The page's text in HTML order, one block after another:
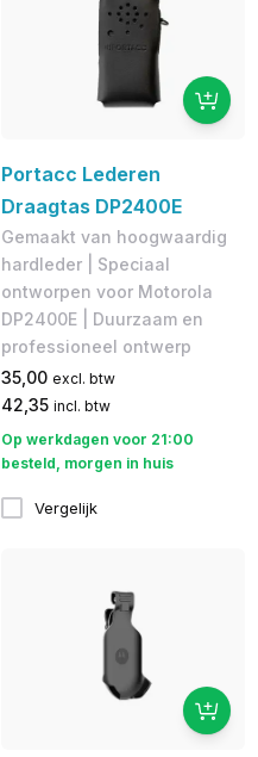
Portacc Lederen
Draagtas DP2400E
Gemaakt van hoogwaardig
hardleder | Speciaal
ontworpen voor Motorola
DP2400E | Duurzaam en
professioneel ontwerp
35,00 excl. btw
42,35 incl. btw
Op werkdagen voor 21:00
besteld, morgen in huis
Vergelijk